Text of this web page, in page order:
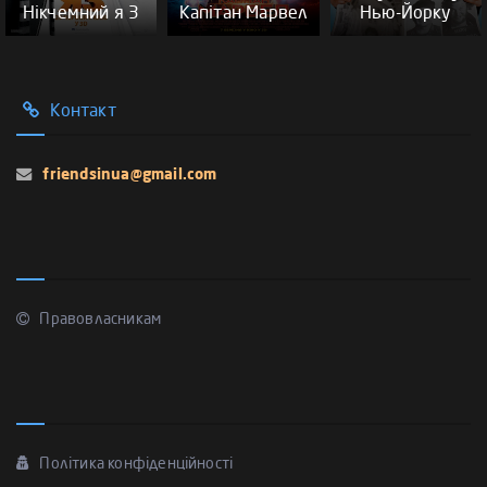
Нікчемний я 3 Капітан Марвел
Нью-Йорку
Контакт
friendsinua@gmail.com
Правовласникам
Політика конфіденційності